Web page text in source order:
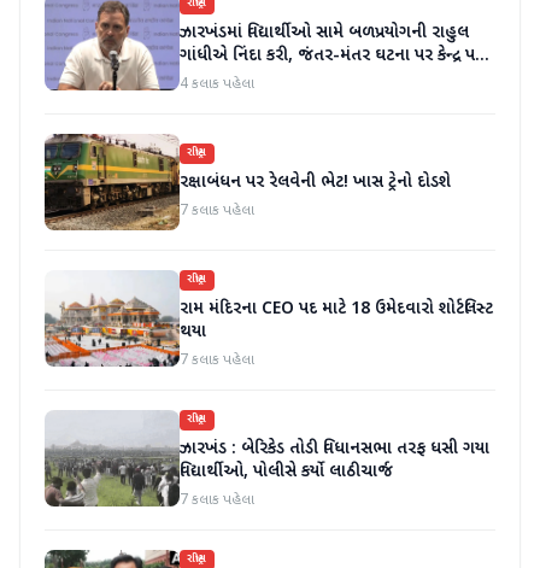
રાષ્ટ્રીય
ઝારખંડમાં વિદ્યાર્થીઓ સામે બળપ્રયોગની રાહુલ
ગાંધીએ નિંદા કરી, જંતર-મંતર ઘટના પર કેન્દ્ર પર
સવાલ ઉઠાવ્યા
4 કલાક પહેલા
રાષ્ટ્રીય
રક્ષાબંધન પર રેલવેની ભેટ! ખાસ ટ્રેનો દોડશે
7 કલાક પહેલા
રાષ્ટ્રીય
રામ મંદિરના CEO પદ માટે 18 ઉમેદવારો શોર્ટલિસ્ટ
થયા
7 કલાક પહેલા
રાષ્ટ્રીય
ઝારખંડ : બેરિકેડ તોડી વિધાનસભા તરફ ધસી ગયા
વિદ્યાર્થીઓ, પોલીસે કર્યો લાઠીચાર્જ
7 કલાક પહેલા
રાષ્ટ્રીય